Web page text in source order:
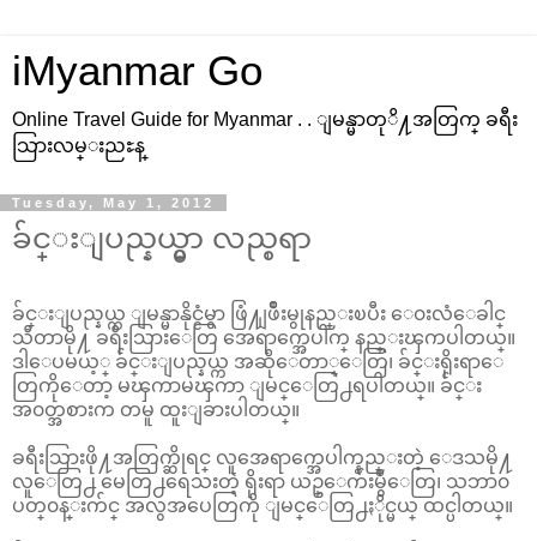
iMyanmar Go
Online Travel Guide for Myanmar . . ျမန္မာတုိ႔အတြက္ ခရီး
သြားလမ္းညႊန္
Tuesday, May 1, 2012
ခ်င္းျပည္နယ္မွာ လည္စရာ
ခ်င္းျပည္နယ္က ျမန္မာနိုင္ငံမွာ ဖြံ႔ျဖိဳးမွုနည္းၿပီး ေ၀းလံေခါင္
သီတာမို႔ ခရီးသြားေတြ အေရာက္အေပါက္ နည္းၾကပါတယ္။
ဒါေပမယ့္ ခ်င္းျပည္နယ္က အဆိုေတာ္ေတြ၊ ခ်င္းရိုးရာေ
တြကိုေတာ့ မၾကာမၾကာ ျမင္ေတြ႕ရပါတယ္။ ခ်င္း
အ၀တ္အစားက တမူ ထူးျခားပါတယ္။
ခရီးသြားဖို႔အတြက္ဆိုရင္ လူအေရာက္အေပါက္နည္းတဲ့ ေဒသမို႔
လူေတြ႕ မေတြ႕ရေသးတဲ့ ရိုးရာ ယဥ္ေက်းမွဳေတြ၊ သဘာ၀
ပတ္၀န္းက်င္ အလွအပေတြကို ျမင္ေတြ႕ႏိုင္မယ္ ထင္ပါတယ္။